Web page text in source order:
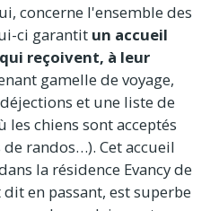
concerne l'ensemble des
ci garantit un accueil
reçoivent, à leur
gamelle de voyage,
et une liste de
chiens sont acceptés
randos…). Cet accueil
la résidence Evancy de
en passant, est superbe